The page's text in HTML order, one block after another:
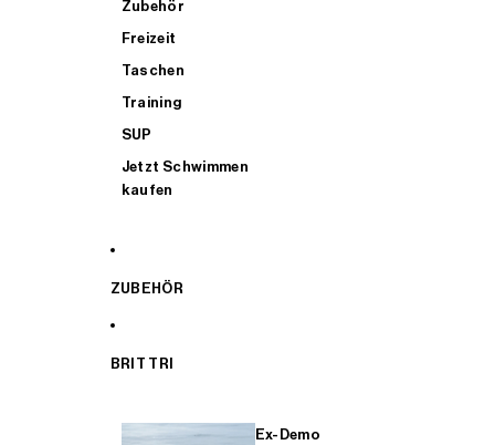
Zubehör
Freizeit
Taschen
Training
SUP
Jetzt Schwimmen
kaufen
ZUBEHÖR
BRIT TRI
Ex-Demo